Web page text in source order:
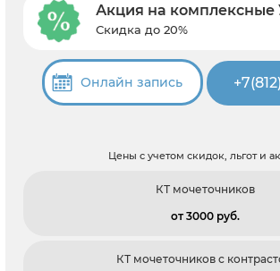
Акция на комплексные
Скидка до 20%
Онлайн запись
Цены с учетом скидок, льгот и
КТ мочеточников
от 3000 pуб.
КТ мочеточников с